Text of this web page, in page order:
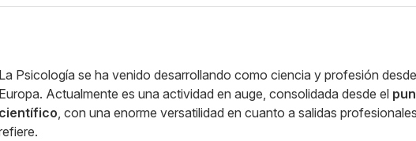
La Psicología se ha venido desarrollando como ciencia y profesión
Europa. Actualmente es una actividad en auge, consolidada desde el
científico , con una enorme versatilidad en cuanto a salidas